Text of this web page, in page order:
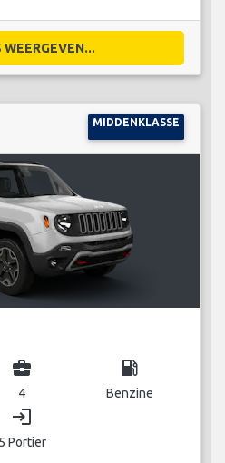
WEERGEVEN...
MIDDENKLASSE
business_center
4
local_gas_station
Benzine
login
5 Portier